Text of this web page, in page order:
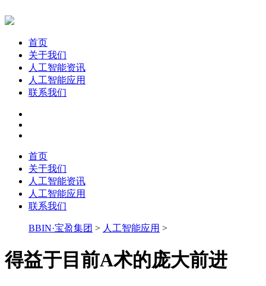
首页
关于我们
人工智能资讯
人工智能应用
联系我们
首页
关于我们
人工智能资讯
人工智能应用
联系我们
BBIN·宝盈集团 > 人工智能应用 >
得益于目前A术的庞大前进